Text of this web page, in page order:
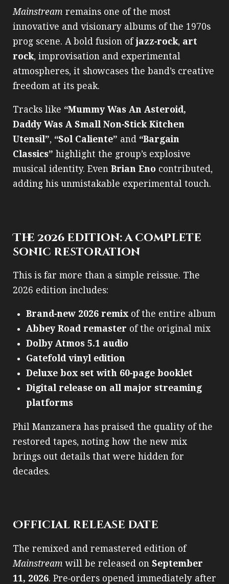
Mainstream remains one of the most
innovative and visionary albums of the 1970s
prog scene. A bold fusion ofjazz‑rock, art
rock, improvisation and experimental
atmospheres, it showcases the band’s creative
freedom at its peak.
Tracks like “Mummy Was An Asteroid,
Daddy Was A Small Non‑Stick Kitchen
Utensil”, “Sol Caliente” and “Bargain
Classics” highlight the group’s explosive
musical identity. Even Brian Eno contributed,
adding his unmistakable experimental touch.
The 2026 edition: a complete
sonic restoration
This is far more than a simple reissue. The
2026 edition includes:
Brand‑new 2026 remix of the entire album
Abbey Road remaster of the original mix
Dolby Atmos 5.1 audio
Gatefold vinyl edition
Deluxe box set with 60‑page booklet
Digital release on all major streaming
platforms
Phil Manzanera has praised the quality of the
restored tapes, noting how the new mix
brings out details that were hidden for
decades.
Official release date
The remixed and remastered edition of
Mainstream will be released on September
11, 2026. Pre‑orders opened immediately after